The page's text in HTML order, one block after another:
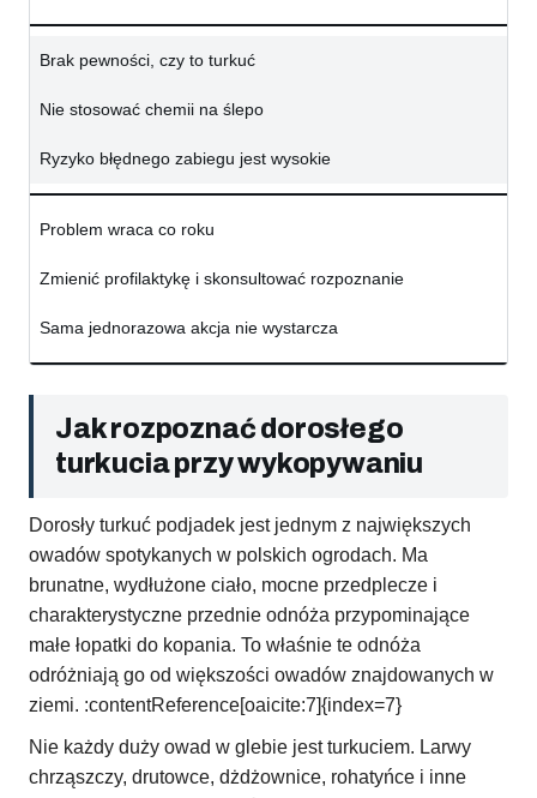
Brak pewności, czy to turkuć
Nie stosować chemii na ślepo
Ryzyko błędnego zabiegu jest wysokie
Problem wraca co roku
Zmienić profilaktykę i skonsultować rozpoznanie
Sama jednorazowa akcja nie wystarcza
Jak rozpoznać dorosłego
turkucia przy wykopywaniu
Dorosły turkuć podjadek jest jednym z największych
owadów spotykanych w polskich ogrodach. Ma
brunatne, wydłużone ciało, mocne przedplecze i
charakterystyczne przednie odnóża przypominające
małe łopatki do kopania. To właśnie te odnóża
odróżniają go od większości owadów znajdowanych w
ziemi. :contentReference[oaicite:7]{index=7}
Nie każdy duży owad w glebie jest turkuciem. Larwy
chrząszczy, drutowce, dżdżownice, rohatyńce i inne